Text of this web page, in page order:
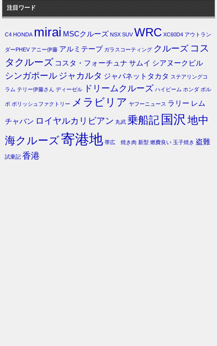
注目ワード
C4 HONDA mirai MSCクルーズ NSX SUV WRC XC60D4 アウトラン
ダーPHEV アニー伊藤 アルミテープ ガラスコーティング クルーズ コス
タクルーズ コスタ・フォーチュナ サムイ シアヌークビル
シンガポール ジャカルタ ジャパネットタカタ ステアリングコ
ラム テリー伊藤さん ディーゼル ドリームクルーズ ハイビーム ホンダ ボル
ボ ポリッシュファクトリー メラビリア ヤフーニュース ラリー レム
チャバン ロイヤルカリビアン 丸武 乗船記 国沢 地中
海クルーズ寄港地 帯広 焼き肉 新型 燃費良い 玉子焼き 盗難
試乗記 香港